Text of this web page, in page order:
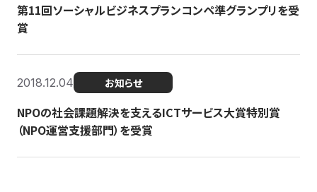
第11回ソーシャルビジネスプランコンペ準グランプリを受
賞
2018.12.04 お知らせ
NPOの社会課題解決を支えるICTサービス大賞特別賞
（NPO運営支援部門）を受賞